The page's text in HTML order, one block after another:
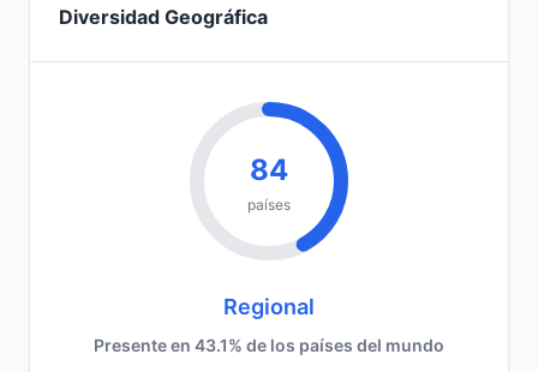
Diversidad Geográfica
84
países
Regional
Presente en 43.1% de los países del mundo